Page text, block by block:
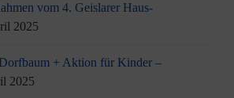
vom 4. Geislarer Haus-
2025
+ Aktion für Kinder –
2025